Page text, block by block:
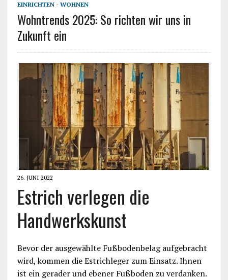
EINRICHTEN - WOHNEN
Wohntrends 2025: So richten wir uns in
Zukunft ein
26. JUNI 2022
Estrich verlegen die
Handwerkskunst
Bevor der ausgewählte Fußbodenbelag aufgebracht
wird, kommen die Estrichleger zum Einsatz. Ihnen
ist ein gerader und ebener Fußboden zu verdanken.